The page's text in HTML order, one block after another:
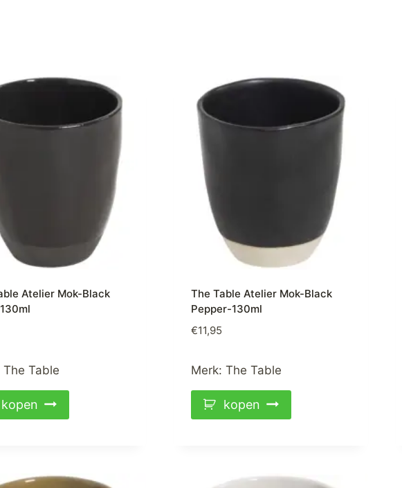
Atelier Mok-Black
The Table
kopen
The Table Atelier Mok-Black
Pepper-130ml
€11,95
Merk: The Table
kopen